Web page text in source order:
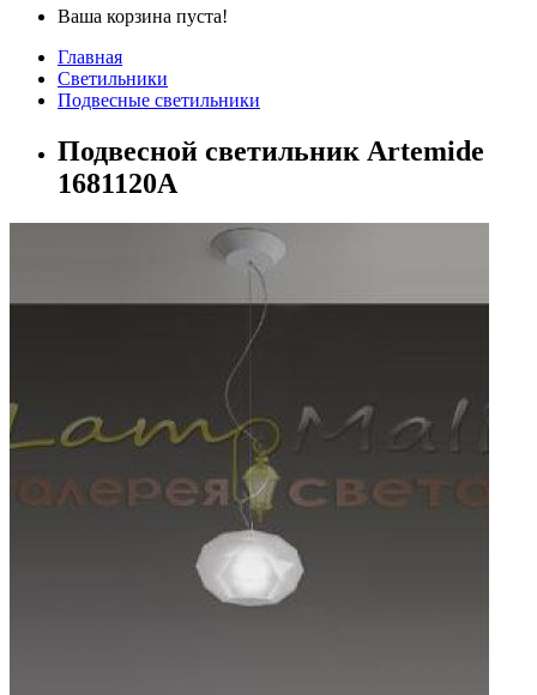
Ваша корзина пуста!
Главная
Светильники
Подвесные светильники
Подвесной светильник Artemide
1681120A